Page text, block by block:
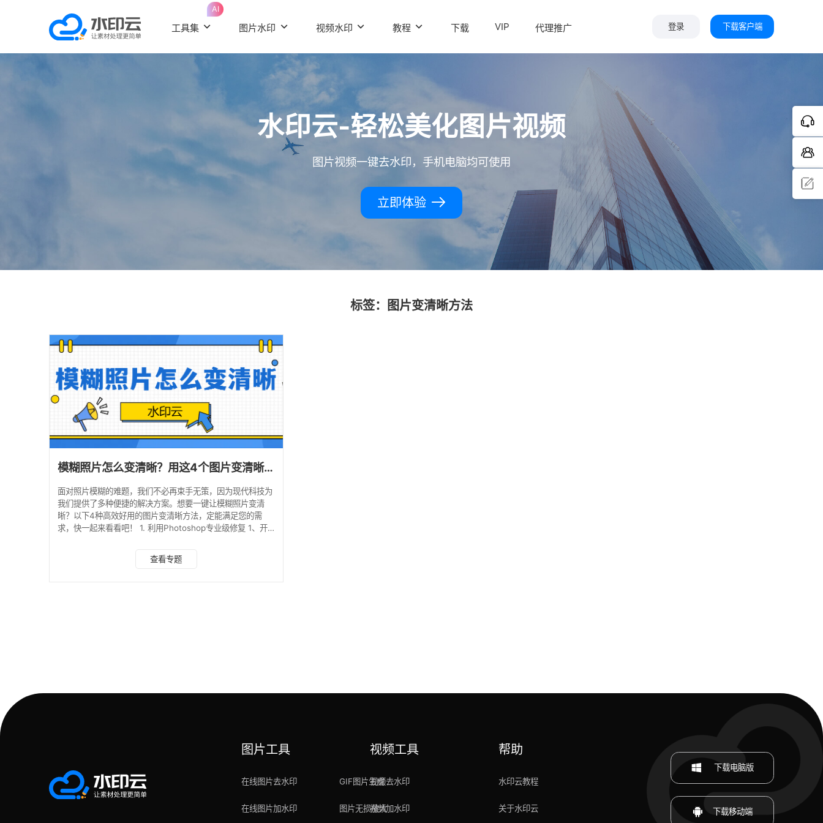
工具集
AI
图片水印 视频水印 教程 下载 VIP 代理推广 登录 下载客户端
水印云-轻松美化图片视频
图片视频一键去水印，手机电脑均可使用
立即体验
标签：图片变清晰方法
模糊照片怎么变清晰？用这4个图片变清晰方法！
面对照片模糊的难题，我们不必再束手无策，因为现代科技为
我们提供了多种便捷的解决方案。想要一键让模糊照片变清
晰？以下4种高效好用的图片变清晰方法，定能满足您的需
求，快一起来看看吧！ 1. 利用Photoshop专业级修复 1、开
2、应用锐化滤镜：选用“智能锐化”或“锐化边缘”滤镜，针对图
查看专题
图片工具
在线图片去水印
在线图片加水印
GIF图片生成
图片无损放大
视频工具
视频去水印
视频加水印
帮助
水印云教程
关于水印云
下载电脑版
下载移动端